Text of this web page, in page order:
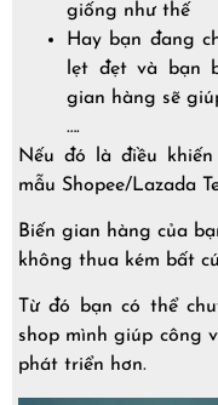
giống như thế
Hay bạn đang
lẹt đẹt và bạn
gian hàng sẽ
….
Nếu đó là điều
mẫu Shopee/Lazada
Biến gian hàng của
không thua kém bất
Từ đó bạn có thể
shop mình giúp công
phát triển hơn.